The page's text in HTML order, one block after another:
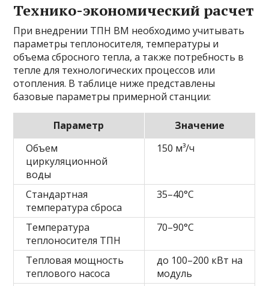
Технико-экономический расчет
При внедрении ТПН ВМ необходимо учитывать
параметры теплоносителя, температуры и
объема сбросного тепла, а также потребность в
тепле для технологических процессов или
отопления. В таблице ниже представлены
базовые параметры примерной станции:
Параметр
Значение
Объем
циркуляционной
воды
150 м³/ч
Стандартная
температура сброса
35–40°C
Температура
теплоносителя ТПН
70–90°C
Тепловая мощность
теплового насоса
до 100–200 кВт на
модуль